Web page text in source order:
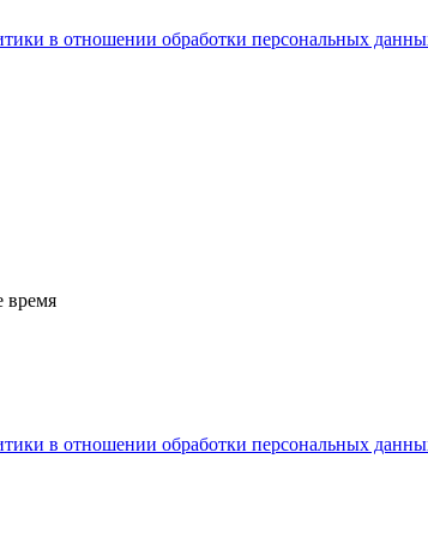
в отношении обработки персональных
время
в отношении обработки персональных